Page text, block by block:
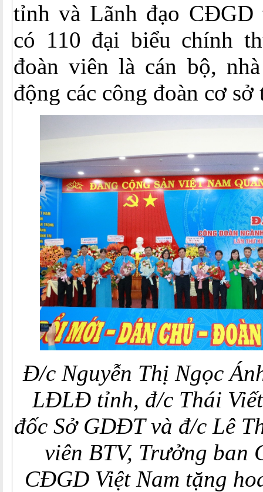
tỉnh và Lãnh đạo
có 110 đại biểu chính
đoàn viên là cán bộ,
động các công đoàn cơ
Đ/c Nguyễn Thị Ngọc
LĐLĐ tỉnh, đ/c Thái
đốc Sở GDĐT và đ/c Lê
viên BTV, Trưởng ban
CĐGD Việt Nam tặng